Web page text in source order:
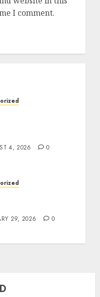
I comment.
4, 2026 0
29, 2026 0